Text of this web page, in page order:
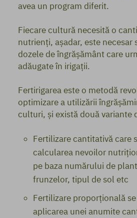
avea un program diferit.
Fiecare cultură necesită o
nutrienți, așadar, este necesar
dozele de îngrășământ care
adăugate în irigații.
Fertirigarea este o metodă
optimizare a utilizării
culturi, și există două variante
Fertilizare cantitativă care
calcularea nevoilor
pe baza numărului de
frunzelor, tipul de sol etc
Fertilizare proporțională
aplicarea unei anumite